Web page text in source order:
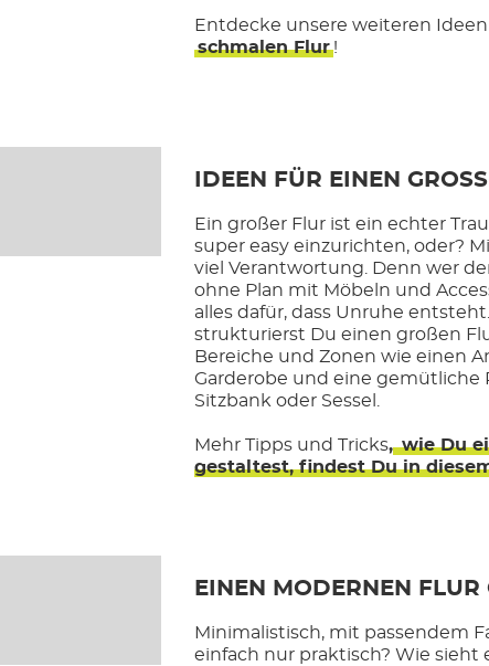
Entdecke unsere weiteren
schmalen Flur !
IDEEN FÜR EINEN
Ein großer Flur ist ein echter
super easy einzurichten, oder?
viel Verantwortung. Denn wer
ohne Plan mit Möbeln und
alles dafür, dass Unruhe
strukturierst Du einen großen
Bereiche und Zonen wie einen
Garderobe und eine gemütliche
Sitzbank oder Sessel.
Mehr Tipps und Tricks,wie Du
gestaltest, findest Du in
EINEN MODERNEN FLUR
Minimalistisch, mit passendem
einfach nur praktisch? Wie sieht